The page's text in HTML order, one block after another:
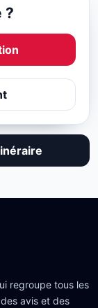
?
regroupe tous les
avis et des